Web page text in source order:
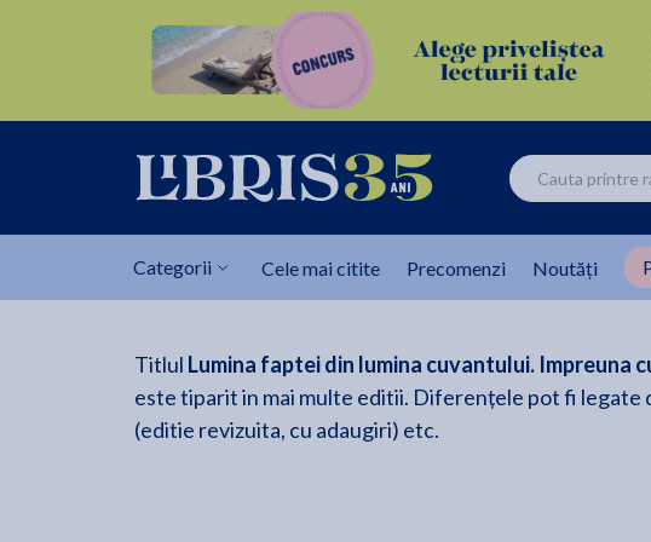
Categorii Cele mai citite Precomenzi Noutăți
Titlul Lumina faptei din lumina cuvantului. Impreuna
este tiparit in mai multe editii. Diferențele pot fi
(editie revizuita, cu adaugiri) etc.